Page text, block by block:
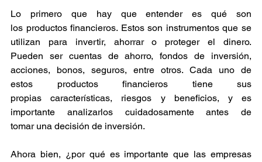
Lo primero que hay que entender es qué son
los productos financieros. Estos son instrumentos que se
utilizan para invertir, ahorrar o proteger el dinero.
Pueden ser cuentas de ahorro, fondos de inversión,
acciones, bonos, seguros, entre otros. Cada uno de
estos productos financieros tiene sus
propias características, riesgos y beneficios, y es
importante analizarlos cuidadosamente antes de
tomar una decisión de inversión.
Ahora bien, ¿por qué es importante que las empresas